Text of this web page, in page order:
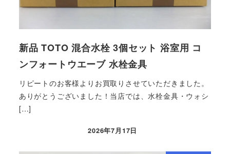
新品 TOTO 混合水栓 3個セット 浴室用 コ
ンフォートウエーブ 水栓金具
リピートのお客様よりお買取りさせていただきました。
ありがとうございました！当店では、水栓金具・ウォシ
[…]
2026年7月17日